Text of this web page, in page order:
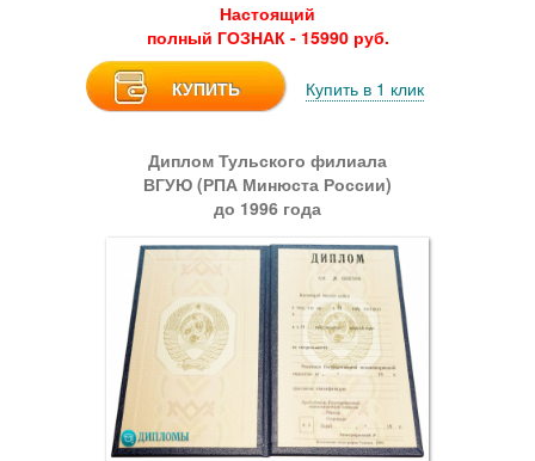
Настоящий
полный ГОЗНАК - 15990 руб.
КУПИТЬ Купить в 1 клик
Диплом Тульского филиала
ВГУЮ (РПА Минюста России)
до 1996 года